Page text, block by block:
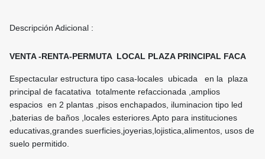
Descripción Adicional :
VENTA -RENTA-PERMUTA LOCAL PLAZA PRINCIPAL FACA
Espectacular estructura tipo casa-locales ubicada en la plaza
principal de facatativa totalmente refaccionada ,amplios
espacios en 2 plantas ,pisos enchapados, iluminacion tipo led
,baterias de baños ,locales esteriores.Apto para instituciones
educativas,grandes suerficies,joyerias,lojistica,alimentos, usos de
suelo permitido.